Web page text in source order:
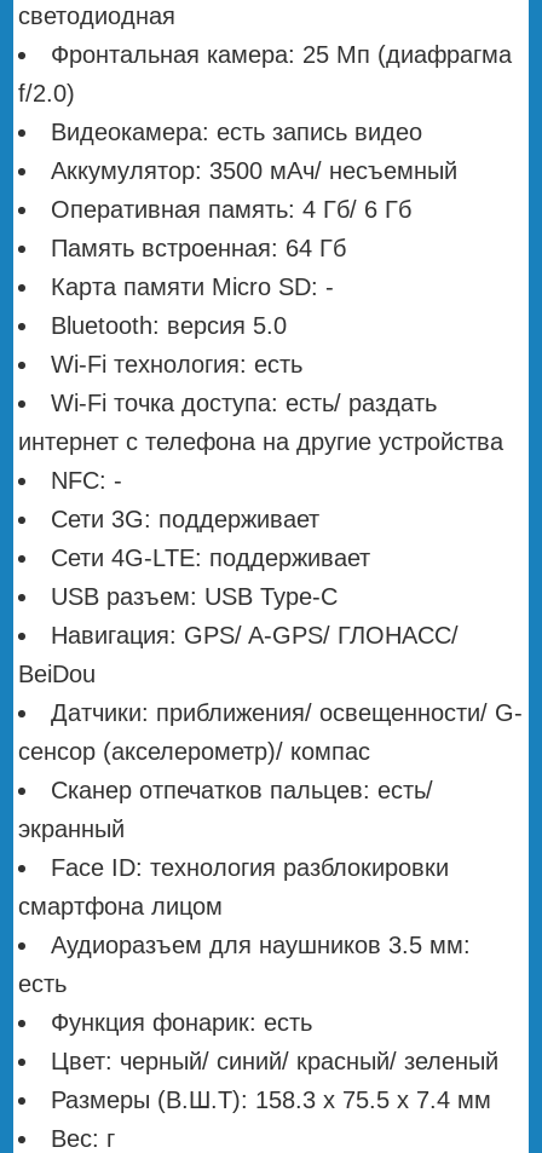
светодиодная
Фронтальная камера: 25 Мп (диафрагма
f/2.0)
Видеокамера: есть запись видео
Аккумулятор: 3500 мАч/ несъемный
Оперативная память: 4 Гб/ 6 Гб
Память встроенная: 64 Гб
Карта памяти Micro SD: -
Bluetooth: версия 5.0
Wi-Fi технология: есть
Wi-Fi точка доступа: есть/ раздать
интернет с телефона на другие устройства
NFC: -
Сети 3G: поддерживает
Сети 4G-LTE: поддерживает
USB разъем: USB Type-C
Навигация: GPS/ A-GPS/ ГЛОНАСС/
BeiDou
Датчики: приближения/ освещенности/ G-
сенсор (акселерометр)/ компас
Сканер отпечатков пальцев: есть/
экранный
Face ID: технология разблокировки
смартфона лицом
Аудиоразъем для наушников 3.5 мм:
есть
Функция фонарик: есть
Цвет: черный/ синий/ красный/ зеленый
Размеры (В.Ш.Т): 158.3 х 75.5 х 7.4 мм
Вес: г